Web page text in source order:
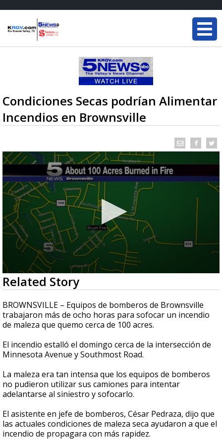
Condiciones Secas podrían Alimentar
Incendios en Brownsville
0
seconds
of
35
seconds
Related Story
BROWNSVILLE – Equipos de bomberos de Brownsville
trabajaron más de ocho horas para sofocar un incendio
de maleza que quemo cerca de 100 acres.
El incendio estalló el domingo cerca de la intersección de
Minnesota Avenue y Southmost Road.
La maleza era tan intensa que los equipos de bomberos
no pudieron utilizar sus camiones para intentar
adelantarse al siniestro y sofocarlo.
El asistente en jefe de bomberos, César Pedraza, dijo que
las actuales condiciones de maleza seca ayudaron a que el
incendio de propagara con más rapidez.